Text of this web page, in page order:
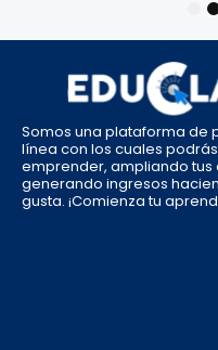
Somos una plataforma de
línea con los cuales
emprender, ampliando tus
generando ingresos
gusta. ¡Comienza tu